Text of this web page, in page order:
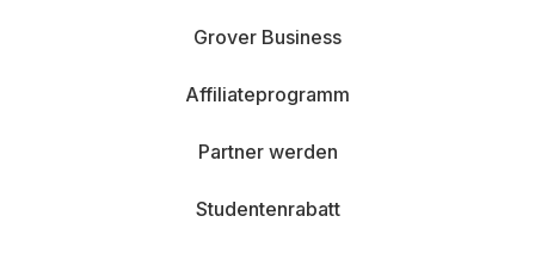
Grover Business
Affiliateprogramm
Partner werden
Studentenrabatt